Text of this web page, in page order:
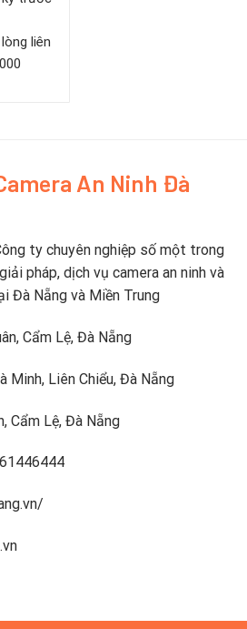
liên
An Ninh Đà
ty chuyên nghiệp số một trong
pháp, dịch vụ camera an ninh và
Đà Nẵng và Miền Trung
Cẩm Lệ, Đà Nẵng
Minh, Liên Chiểu, Đà Nẵng
Cẩm Lệ, Đà Nẵng